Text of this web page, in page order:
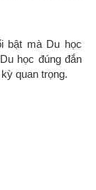
bật mà Du học
học đúng đắn
quan trọng.